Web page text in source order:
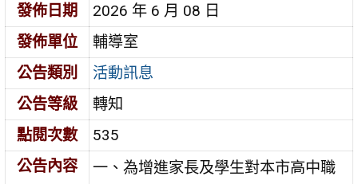
發佈日期
2026 年 6 月 08 日
發佈單位
輔導室
公告類別
活動訊息
公告等級
轉知
點閱次數
535
公告內容
一、為增進家長及學生對本市高中職